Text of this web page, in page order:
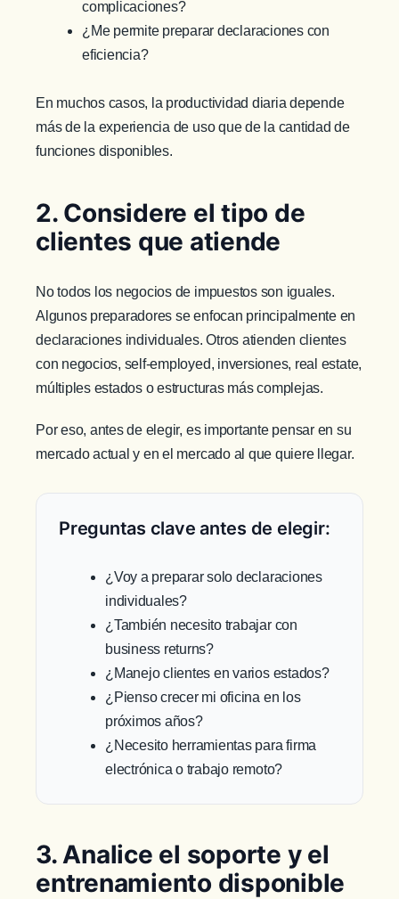
complicaciones?
¿Me permite preparar declaraciones con
eficiencia?
En muchos casos, la productividad diaria depende
más de la experiencia de uso que de la cantidad de
funciones disponibles.
2. Considere el tipo de
clientes que atiende
No todos los negocios de impuestos son iguales.
Algunos preparadores se enfocan principalmente en
declaraciones individuales. Otros atienden clientes
con negocios, self-employed, inversiones, real estate,
múltiples estados o estructuras más complejas.
Por eso, antes de elegir, es importante pensar en su
mercado actual y en el mercado al que quiere llegar.
Preguntas clave antes de elegir:
¿Voy a preparar solo declaraciones
individuales?
¿También necesito trabajar con
business returns?
¿Manejo clientes en varios estados?
¿Pienso crecer mi oficina en los
próximos años?
¿Necesito herramientas para firma
electrónica o trabajo remoto?
3. Analice el soporte y el
entrenamiento disponible